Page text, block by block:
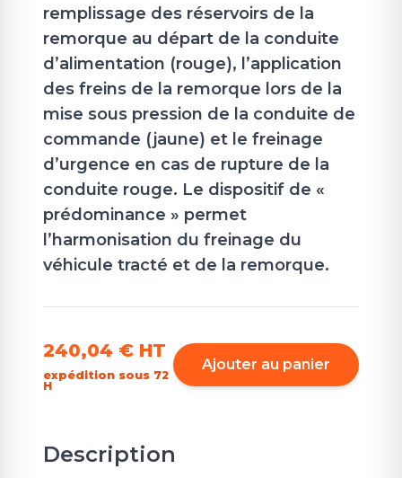
remplissage des réservoirs de la
remorque au départ de la conduite
d’alimentation (rouge), l’application
des freins de la remorque lors de la
mise sous pression de la conduite de
commande (jaune) et le freinage
d’urgence en cas de rupture de la
conduite rouge. Le dispositif de «
prédominance » permet
l’harmonisation du freinage du
véhicule tracté et de la remorque.
240,04 € HT
expédition sous 72
H
Ajouter au panier
Description